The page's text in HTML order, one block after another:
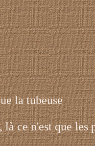
la tubeuse
ce n'est que les